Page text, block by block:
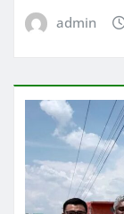
admin